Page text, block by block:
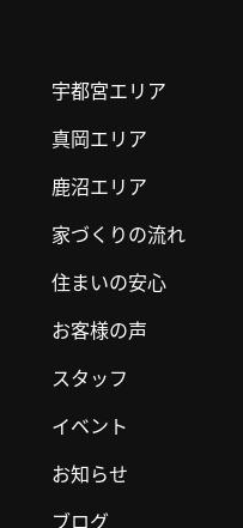
宇都宮エリア
真岡エリア
鹿沼エリア
家づくりの流れ
住まいの安心
お客様の声
スタッフ
イベント
お知らせ
ブログ